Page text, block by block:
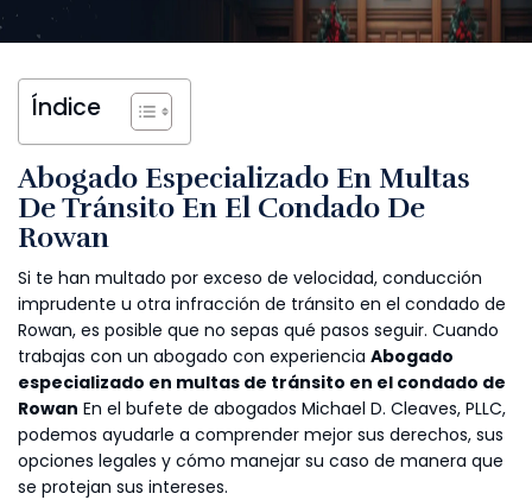
Índice
Abogado Especializado En Multas
De Tránsito En El Condado De
Rowan
Si te han multado por exceso de velocidad, conducción
imprudente u otra infracción de tránsito en el condado de
Rowan, es posible que no sepas qué pasos seguir. Cuando
trabajas con un abogado con experiencia Abogado
especializado en multas de tránsito en el condado de
Rowan En el bufete de abogados Michael D. Cleaves, PLLC,
podemos ayudarle a comprender mejor sus derechos, sus
opciones legales y cómo manejar su caso de manera que
se protejan sus intereses.